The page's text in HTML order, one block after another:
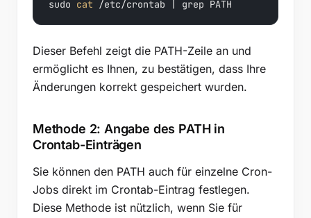
sudo cat /etc/crontab | grep PATH
Dieser Befehl zeigt die PATH-Zeile an und
ermöglicht es Ihnen, zu bestätigen, dass Ihre
Änderungen korrekt gespeichert wurden.
Methode 2: Angabe des PATH in
Crontab-Einträgen
Sie können den PATH auch für einzelne Cron-
Jobs direkt im Crontab-Eintrag festlegen.
Diese Methode ist nützlich, wenn Sie für